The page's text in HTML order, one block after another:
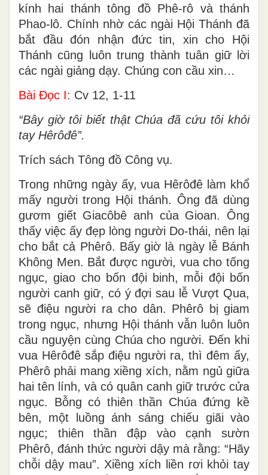
kính hai thánh tông đồ Phê-rô và thánh
Phao-lô. Chính nhờ các ngài Hội Thánh đã
bắt đầu đón nhận đức tin, xin cho Hội
Thánh cũng luôn trung thành tuân giữ lời
các ngài giảng dạy. Chúng con cầu xin…
Bài Ðọc I: Cv 12, 1-11
“Bây giờ tôi biết thật Chúa đã cứu tôi khỏi
tay Hêrôđê”.
Trích sách Tông đồ Công vụ.
Trong những ngày ấy, vua Hêrôđê làm khổ
mấy người trong Hội thánh. Ông đã dùng
gươm giết Giacôbê anh của Gioan. Ông
thấy việc ấy đẹp lòng người Do-thái, nên lại
cho bắt cả Phêrô. Bấy giờ là ngày lễ Bánh
Không Men. Bắt được người, vua cho tống
ngục, giao cho bốn đội binh, mỗi đội bốn
người canh giữ, có ý đợi sau lễ Vượt Qua,
sẽ điệu người ra cho dân. Phêrô bị giam
trong ngục, nhưng Hội thánh vẫn luôn luôn
cầu nguyện cùng Chúa cho người. Ðến khi
vua Hêrôđê sắp điệu người ra, thì đêm ấy,
Phêrô phải mang xiềng xích, nằm ngủ giữa
hai tên lính, và có quân canh giữ trước cửa
ngục. Bỗng có thiên thần Chúa đứng kề
bên, một luồng ánh sáng chiếu giãi vào
ngục; thiên thần đập vào cạnh sườn
Phêrô, đánh thức người dậy mà rằng: “Hãy
chỗi dậy mau”. Xiềng xích liền rơi khỏi tay